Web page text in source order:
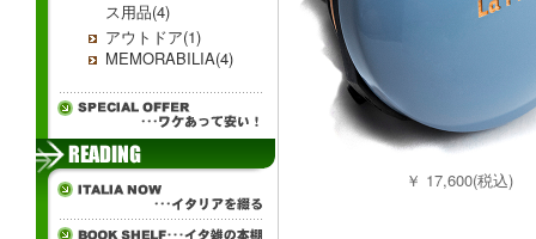
ス用品(4)
アウトドア(1)
MEMORABILIA(4)
￥ 17,600(税込)